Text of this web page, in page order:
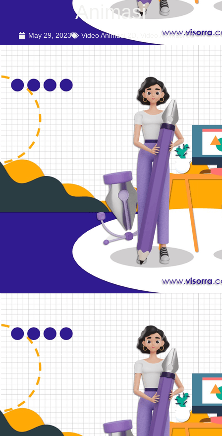
Animasi
May 29, 2023 Video Animasi 2D Video Animasi 3D